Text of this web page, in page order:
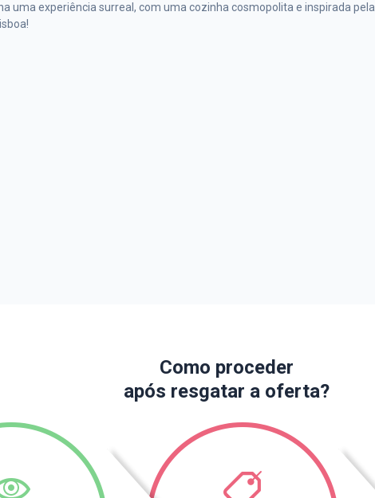
uma experiência surreal, com uma cozinha cosmopolita e inspirada pela
Como proceder
após resgatar a oferta?